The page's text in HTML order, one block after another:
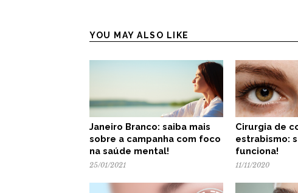
YOU MAY ALSO LIKE
Janeiro Branco: saiba mais
sobre a campanha com foco
na saúde mental!
25/01/2021
Cirurgia de
estrabismo:
funciona!
11/11/2020